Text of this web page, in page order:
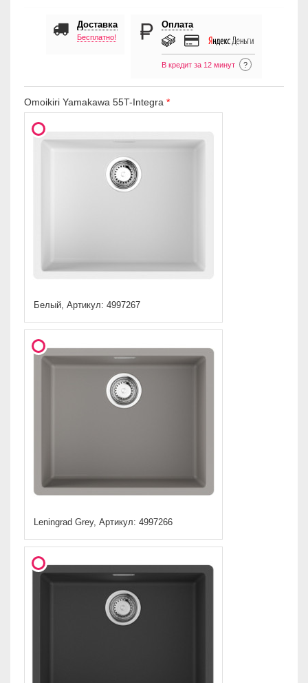
Доставка
Бесплатно!
Оплата
В кредит за 12 минут ?
Omoikiri Yamakawa 55T-Integra
Белый, Артикул: 4997267
Leningrad Grey, Артикул: 4997266